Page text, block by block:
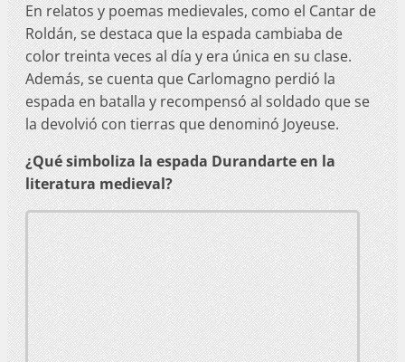
En relatos y poemas medievales, como el Cantar de
Roldán, se destaca que la espada cambiaba de
color treinta veces al día y era única en su clase.
Además, se cuenta que Carlomagno perdió la
espada en batalla y recompensó al soldado que se
la devolvió con tierras que denominó Joyeuse.
¿Qué simboliza la espada Durandarte en la
literatura medieval?